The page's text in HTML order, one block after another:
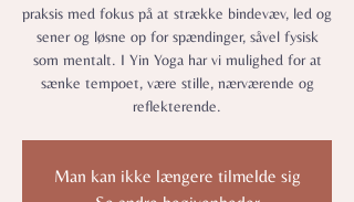
praksis med fokus på at strække bindevæv, led og
sener og løsne op for spændinger, såvel fysisk
som mentalt. I Yin Yoga har vi mulighed for at
sænke tempoet, være stille, nærværende og
reflekterende.
Man kan ikke længere tilmelde sig